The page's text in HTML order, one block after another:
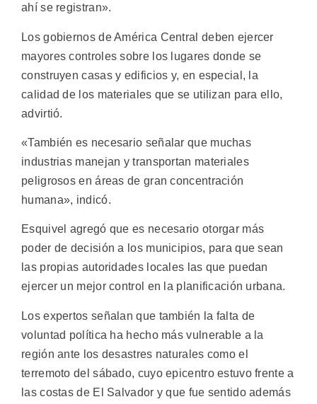
ahí se registran».
Los gobiernos de América Central deben ejercer
mayores controles sobre los lugares donde se
construyen casas y edificios y, en especial, la
calidad de los materiales que se utilizan para ello,
advirtió.
«También es necesario señalar que muchas
industrias manejan y transportan materiales
peligrosos en áreas de gran concentración
humana», indicó.
Esquivel agregó que es necesario otorgar más
poder de decisión a los municipios, para que sean
las propias autoridades locales las que puedan
ejercer un mejor control en la planificación urbana.
Los expertos señalan que también la falta de
voluntad política ha hecho más vulnerable a la
región ante los desastres naturales como el
terremoto del sábado, cuyo epicentro estuvo frente a
las costas de El Salvador y que fue sentido además